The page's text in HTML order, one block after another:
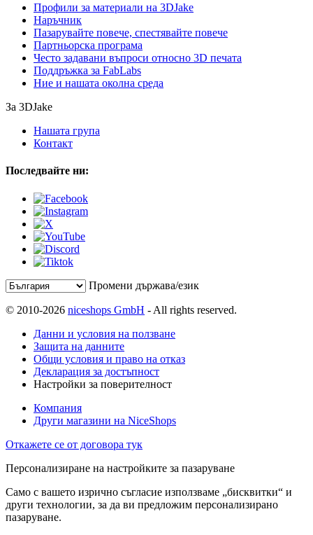
Профили за материали на 3DJake
Наръчник
Пазарувайте повече, спестявайте повече
Партньорска програма
Често задавани въпроси относно 3D печата
Поддръжка за FabLabs
Ние и нашата околна среда
За 3DJake
Нашата група
Контакт
Последвайте ни:
Промени държава/език
© 2010-2026 niceshops GmbH - All rights reserved.
Данни и условия на ползване
Защита на данните
Общи условия и право на отказ
Декларация за достъпност
Настройки за поверителност
Компания
Други магазини на NiceShops
Откажете се от договора тук
Персонализиране на настройките за пазаруване
Само с вашето изрично съгласие използваме „бисквитки“ и
други технологии, за да ви предложим персонализирано
пазаруване.